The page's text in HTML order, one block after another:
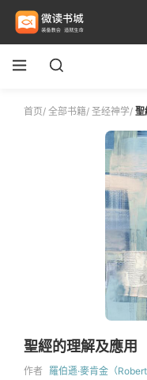
首页/ 全部书籍/ 圣经神学/ 聖
聖經的理解及應用
作者 羅伯遜·麥肯金（